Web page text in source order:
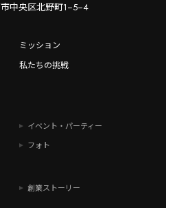
中央区北野町1−5−4
ミッション
私たちの挑戦
イベント・パーティー
フォト
創業ストーリー